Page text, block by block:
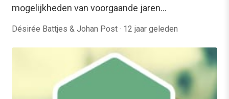
mogelijkheden van voorgaande jaren…
Désirée Battjes & Johan Post · 12 jaar geleden